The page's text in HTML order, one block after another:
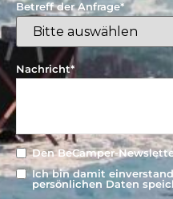
Betreff der Anfrage*
Nachricht*
Den BeCamper-
Ich bin damit
persönlichen Daten